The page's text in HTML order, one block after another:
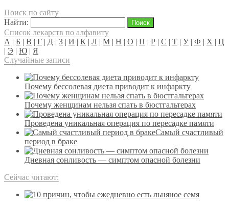
Поиск по сайту
Найти:
Список лекарств по алфавиту
А | Б | В | Г | Д | З | И | К | Л | М | Н | О | П | Р | С | Т | У| Ф | Х | Ц
| Э | Ю | Я
Случайные записи
Почему бессолевая диета приводит к инфаркту
Почему женщинам нельзя спать в бюстгальтерах
Проведена уникальная операция по пересадке памяти
Самый счастливый
период в браке
Дневная сонливость — симптом опасной болезни
Сейчас читают: